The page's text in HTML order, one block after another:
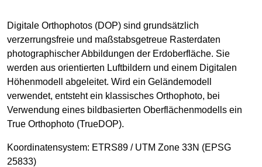
Digitale Orthophotos (DOP) sind grundsätzlich
verzerrungsfreie und maßstabsgetreue Rasterdaten
photographischer Abbildungen der Erdoberfläche. Sie
werden aus orientierten Luftbildern und einem Digitalen
Höhenmodell abgeleitet. Wird ein Geländemodell
verwendet, entsteht ein klassisches Orthophoto, bei
Verwendung eines bildbasierten Oberflächenmodells ein
True Orthophoto (TrueDOP).
Koordinatensystem: ETRS89 / UTM Zone 33N (EPSG
25833)